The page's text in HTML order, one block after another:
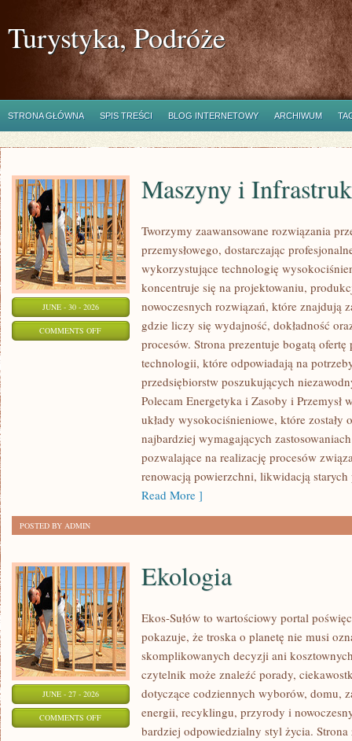
Turystyka, Podróże
STRONA GŁÓWNA SPIS TREŚCI BLOG INTERNETOWY ARCHIWUM
JUNE - 30 - 2026
COMMENTS OFFON
INFRASTRUKTURA
Maszyny i
Tworzymy zaawansowane rozwiązania
przemysłowego, dostarczając
wykorzystujące technologię
koncentruje się na projektowaniu,
nowoczesnych rozwiązań, które znajdują
gdzie liczy się wydajność, dokładność
procesów. Strona prezentuje bogatą ofertę
technologii, które odpowiadają na
przedsiębiorstw poszukujących
Polecam Energetyka i Zasoby i Przemysł
układy wysokociśnieniowe, które zostały
najbardziej wymagających
pozwalające na realizację procesów
renowacją powierzchni, likwidacją
Read More ]
POSTED BY ADMIN
JUNE - 27 - 2026
COMMENTS OFFON
Ekologia
Ekos-Sułów to wartościowy portal
pokazuje, że troska o planetę nie musi
skomplikowanych decyzji ani
czytelnik może znaleźć porady,
dotyczące codziennych wyborów, domu,
energii, recyklingu, przyrody i
bardziej odpowiedzialny styl życia. Strona